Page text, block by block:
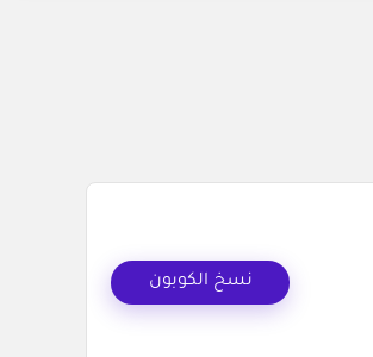
نسخ الكوبون